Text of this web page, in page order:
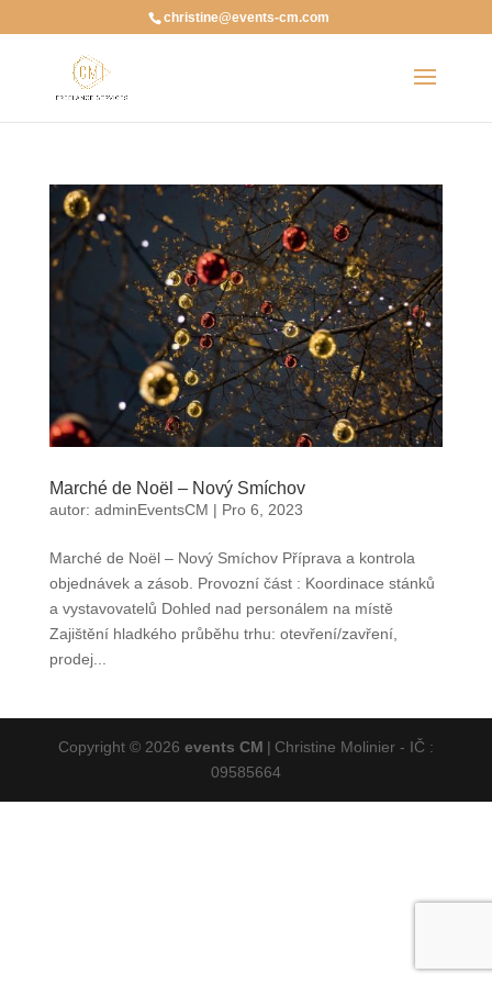
christine@events-cm.com
Marché de Noël – Nový Smíchov
autor: adminEventsCM | Pro 6, 2023
Marché de Noël – Nový Smíchov Příprava a kontrola
objednávek a zásob. Provozní část : Koordinace stánků
a vystavovatelů Dohled nad personálem na místě
Zajištění hladkého průběhu trhu: otevření/zavření,
prodej...
Copyright © 2026 events CM | Christine Molinier - IČ :
09585664